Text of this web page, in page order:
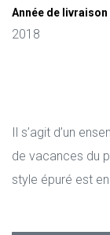
Année de livraison
2018
Il s’agit d’un
de vacances du
style épuré est